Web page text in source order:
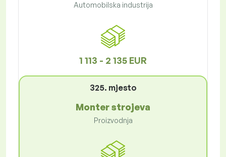
Automobilska industrija
1 113 - 2 135 EUR
325. mjesto
Monter strojeva
Proizvodnja